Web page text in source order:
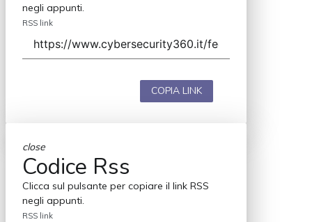
negli appunti.
RSS link
COPIA LINK
close
Codice Rss
Clicca sul pulsante per copiare il link RSS
negli appunti.
RSS link